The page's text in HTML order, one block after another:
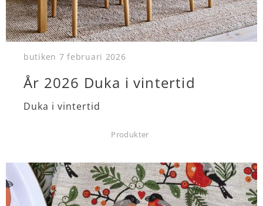
butiken 7 februari 2026
År 2026 Duka i vintertid
Duka i vintertid
Produkter